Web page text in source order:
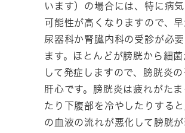
います）の場合には、特に病
可能性が高くなりますので、
尿器科か腎臓内科の受診が必要
ます。ほとんどが膀胱から細
して発症しますので、膀胱炎
肝心です。膀胱炎は疲れがたま
たり下腹部を冷やしたりする
の血液の流れが悪化して膀胱